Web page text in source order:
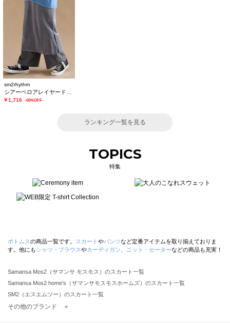
sm2rhythm
￥1,716 -60%OFF-
ランキング一覧を見る
TOPICS
特集
ボトムスの商品一覧です。 スカート やパンツなど定番アイテムを取り揃えておりま
す。他にもシャツ・ブラウスやカーディガン ニット・セーターなどの商品も充実！
Samansa Mos2（サマンサ モスモス）のスカート一覧
Samansa Mos2 home's（サマンサモスモスホームズ）のスカート一覧
SM2（エスエムツー）のスカート一覧
TSUHARU by Samansa Mos2（ツハルバイサマンサモスモス）のスカート一覧
その他のブランド ＋